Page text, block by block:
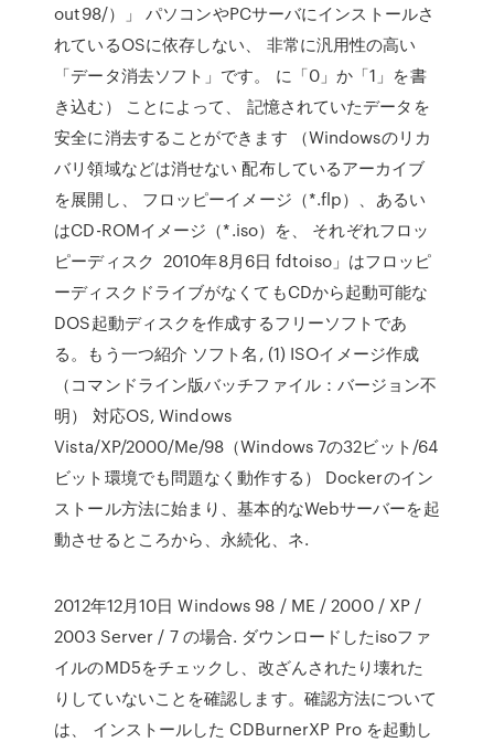
out98/）」 パソコンやPCサーバにインストールさ
れているOSに依存しない、 非常に汎用性の高い
「データ消去ソフト」です。 に「0」か「1」を書
き込む） ことによって、 記憶されていたデータを
安全に消去することができます （Windowsのリカ
バリ領域などは消せない 配布しているアーカイブ
を展開し、 フロッピーイメージ（*.flp）、あるい
はCD-ROMイメージ（*.iso）を、 それぞれフロッ
ピーディスク 2010年8月6日 fdtoiso」はフロッピ
ーディスクドライブがなくてもCDから起動可能な
DOS起動ディスクを作成するフリーソフトであ
る。もう一つ紹介 ソフト名, (1) ISOイメージ作成
（コマンドライン版バッチファイル：バージョン不
明） 対応OS, Windows
Vista/XP/2000/Me/98（Windows 7の32ビット/64
ビット環境でも問題なく動作する） Dockerのイン
ストール方法に始まり、基本的なWebサーバーを起
動させるところから、永続化、ネ.
2012年12月10日 Windows 98 / ME / 2000 / XP /
2003 Server / 7 の場合. ダウンロードしたisoファ
イルのMD5をチェックし、改ざんされたり壊れた
りしていないことを確認します。確認方法について
は、 インストールした CDBurnerXP Pro を起動し